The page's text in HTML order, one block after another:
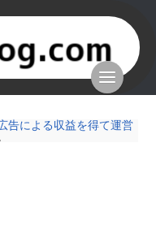
告による収益を得て運営